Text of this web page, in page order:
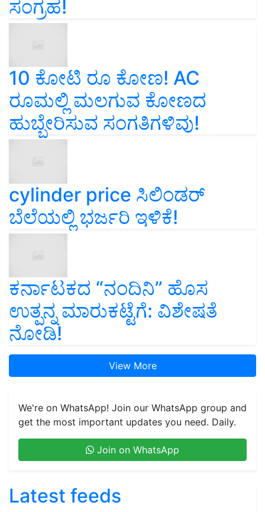
ಸಂಗ್ರಹ!
10 ಕೋಟಿ ರೂ ಕೋಣ! AC
ರೂಮಲ್ಲಿ ಮಲಗುವ ಕೋಣದ
ಹುಬ್ಬೇರಿಸುವ ಸಂಗತಿಗಳಿವು!
cylinder price ಸಿಲಿಂಡರ್‌
ಬೆಲೆಯಲ್ಲಿ ಭರ್ಜರಿ ಇಳಿಕೆ!
ಕರ್ನಾಟಕದ “ನಂದಿನಿ” ಹೊಸ
ಉತ್ಪನ್ನ ಮಾರುಕಟ್ಟೆಗೆ: ವಿಶೇಷತೆ
ನೋಡಿ!
View More
We're on WhatsApp! Join our WhatsApp group and
get the most important updates you need. Daily.
Join on WhatsApp
Latest feeds